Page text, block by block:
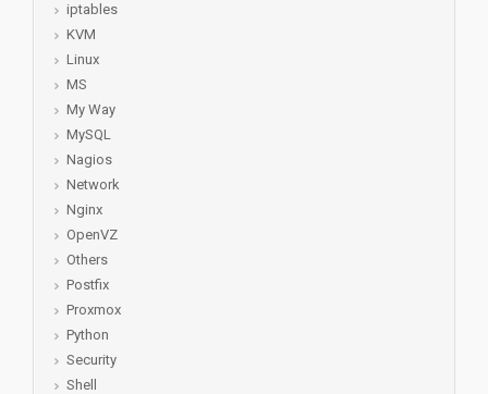
iptables
KVM
Linux
MS
My Way
MySQL
Nagios
Network
Nginx
OpenVZ
Others
Postfix
Proxmox
Python
Security
Shell